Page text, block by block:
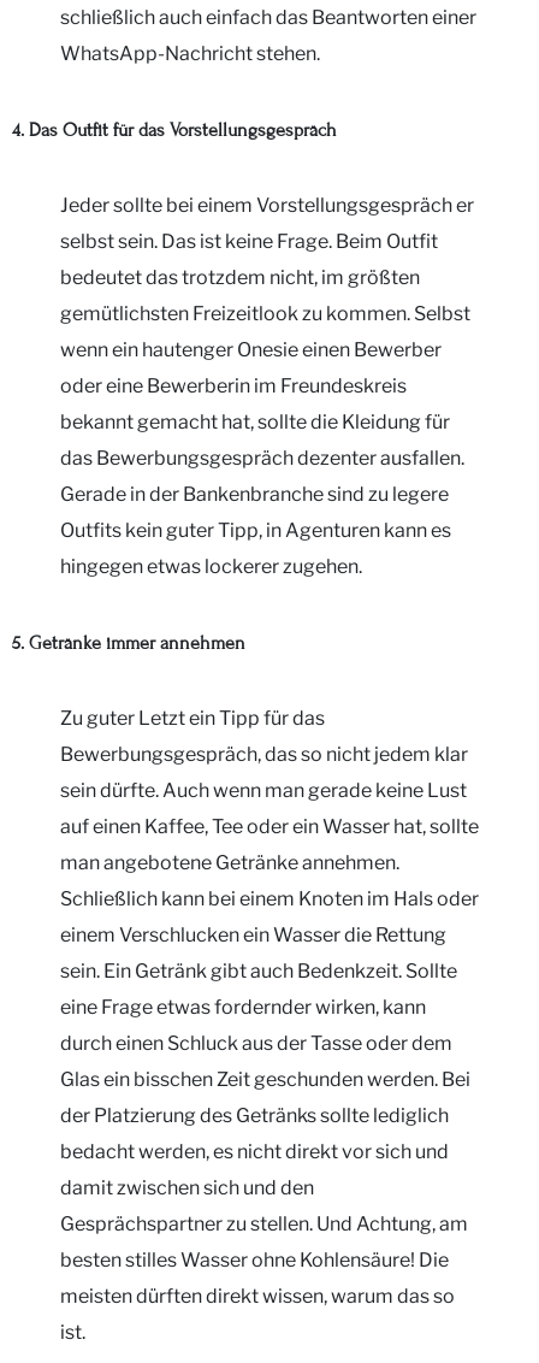
schließlich auch einfach das Beantworten einer
WhatsApp-Nachricht stehen.
4. Das Outfit für das Vorstellungsgespräch
Jeder sollte bei einem Vorstellungsgespräch er
selbst sein. Das ist keine Frage. Beim Outfit
bedeutet das trotzdem nicht, im größten
gemütlichsten Freizeitlook zu kommen. Selbst
wenn ein hautenger Onesie einen Bewerber
oder eine Bewerberin im Freundeskreis
bekannt gemacht hat, sollte die Kleidung für
das Bewerbungsgespräch dezenter ausfallen.
Gerade in der Bankenbranche sind zu legere
Outfits kein guter Tipp, in Agenturen kann es
hingegen etwas lockerer zugehen.
5. Getränke immer annehmen
Zu guter Letzt ein Tipp für das
Bewerbungsgespräch, das so nicht jedem klar
sein dürfte. Auch wenn man gerade keine Lust
auf einen Kaffee, Tee oder ein Wasser hat, sollte
man angebotene Getränke annehmen.
Schließlich kann bei einem Knoten im Hals oder
einem Verschlucken ein Wasser die Rettung
sein. Ein Getränk gibt auch Bedenkzeit. Sollte
eine Frage etwas fordernder wirken, kann
durch einen Schluck aus der Tasse oder dem
Glas ein bisschen Zeit geschunden werden. Bei
der Platzierung des Getränks sollte lediglich
bedacht werden, es nicht direkt vor sich und
damit zwischen sich und den
Gesprächspartner zu stellen. Und Achtung, am
besten stilles Wasser ohne Kohlensäure! Die
meisten dürften direkt wissen, warum das so
ist.